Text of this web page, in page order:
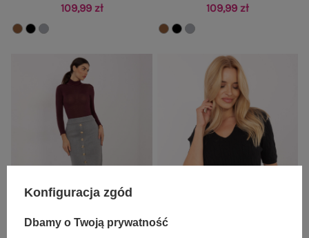
109,99 zł 109,99 zł
Konfiguracja zgód
Dbamy o Twoją prywatność